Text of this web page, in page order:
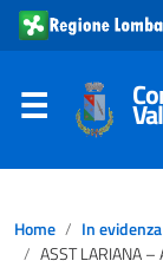
Home In evidenza
ASST LARIANA – AVVISO